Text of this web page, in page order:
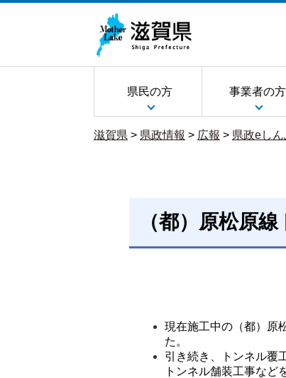
県民の方 事業者の方
滋賀県 > 県政情報 > 広報 > 県政eしん
（都）原松原
現在施工中の（都）原
た。
引き続き、トンネル覆
トンネル舗装工事など